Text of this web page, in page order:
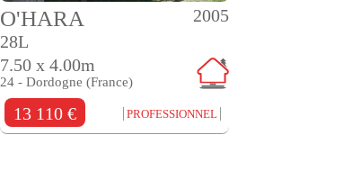
2005
O'HARA
28L
7.50 x 4.00m
24 - Dordogne (France)
13 110 € PROFESSIONNEL